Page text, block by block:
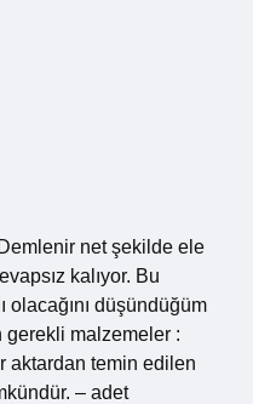
net şekilde ele
kalıyor. Bu
olacağını düşündüğüm
gerekli malzemeler :
aktardan temin edilen
– adet